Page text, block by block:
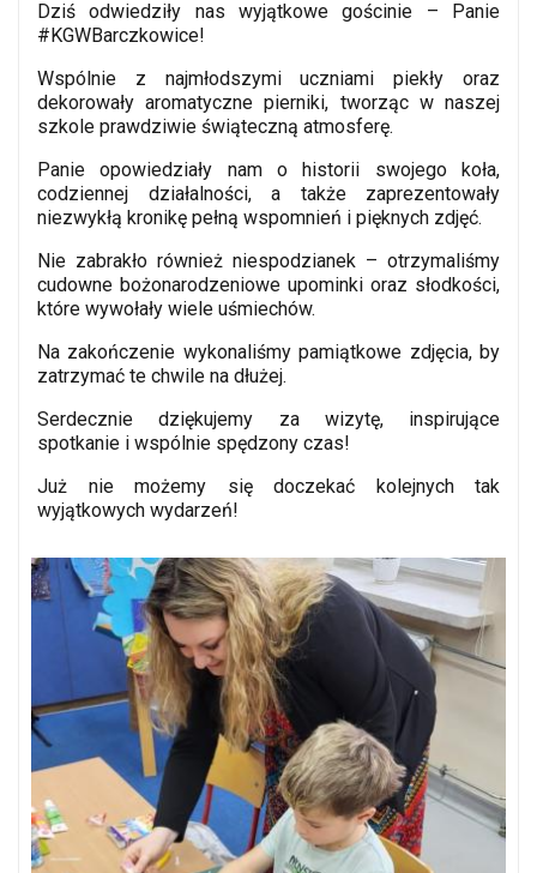
Dziś odwiedziły nas wyjątkowe gościnie – Panie
#KGWBarczkowice!
Wspólnie z najmłodszymi uczniami piekły oraz
dekorowały aromatyczne pierniki, tworząc w naszej
szkole prawdziwie świąteczną atmosferę.
Panie opowiedziały nam o historii swojego koła,
codziennej działalności, a także zaprezentowały
niezwykłą kronikę pełną wspomnień i pięknych zdjęć.
Nie zabrakło również niespodzianek – otrzymaliśmy
cudowne bożonarodzeniowe upominki oraz słodkości,
które wywołały wiele uśmiechów.
Na zakończenie wykonaliśmy pamiątkowe zdjęcia, by
zatrzymać te chwile na dłużej.
Serdecznie dziękujemy za wizytę, inspirujące
spotkanie i wspólnie spędzony czas!
Już nie możemy się doczekać kolejnych tak
wyjątkowych wydarzeń!